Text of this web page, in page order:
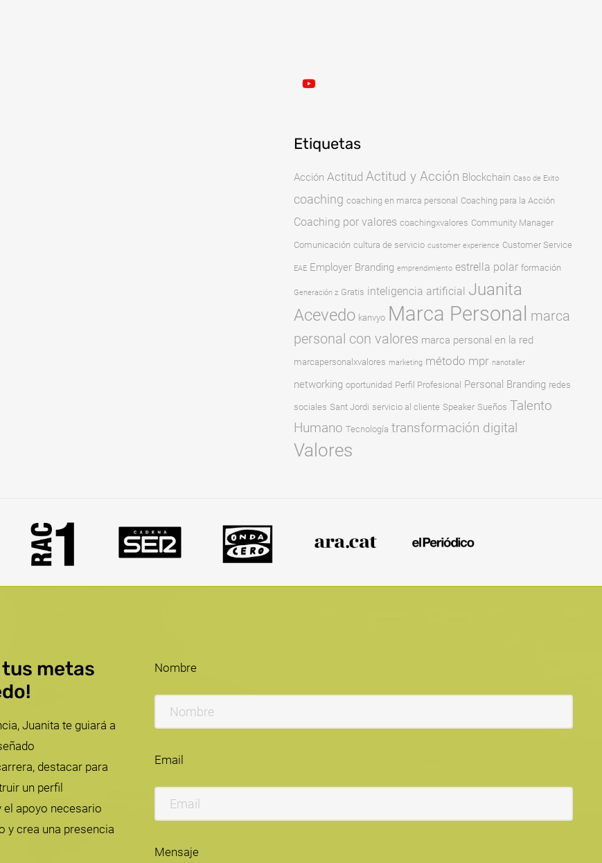
Etiquetas
Acción Actitud Actitud y Acción Blockchain Caso de Exito
coaching coaching en marca personal Coaching para la Acción
Coaching por valores coachingxvalores Community Manager
Comunicación cultura de servicio customer experience Customer Service
EAE Employer Branding emprendimiento estrella polar formación
Generación z Gratis inteligencia artificial Juanita
Acevedo kanvyo Marca Personal marca
personal con valores marca personal en la red
marcapersonalxvalores marketing método mpr nanotaller
networking oportunidad Perfil Profesional Personal Branding redes
sociales Sant Jordi servicio al cliente Speaker Sueños Talento
Humano Tecnología transformación digital
Valores
tus metas
Juanita te guiará a
destacar para
un perfil
apoyo necesario
y crea una presencia
Nombre
Email
Mensaje